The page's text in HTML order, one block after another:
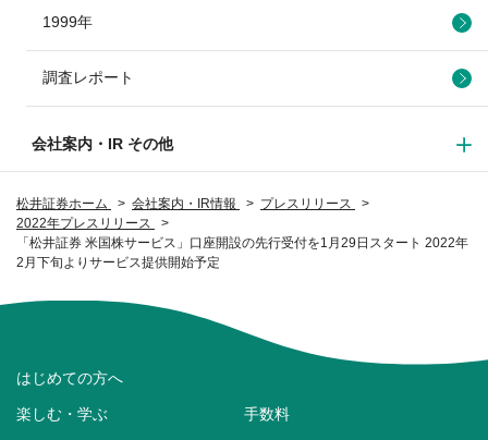
松井証券ホーム 会社案内・IR情報
プレスリリース
2022年プレスリリース
「松井証券 米国株サービス」口座開設の先行受付を1月29日スタート 2022年
2月下旬よりサービス提供開始予定
1999年
調査レポート
会社案内・IR その他
はじめての方へ
楽しむ・学ぶ 手数料